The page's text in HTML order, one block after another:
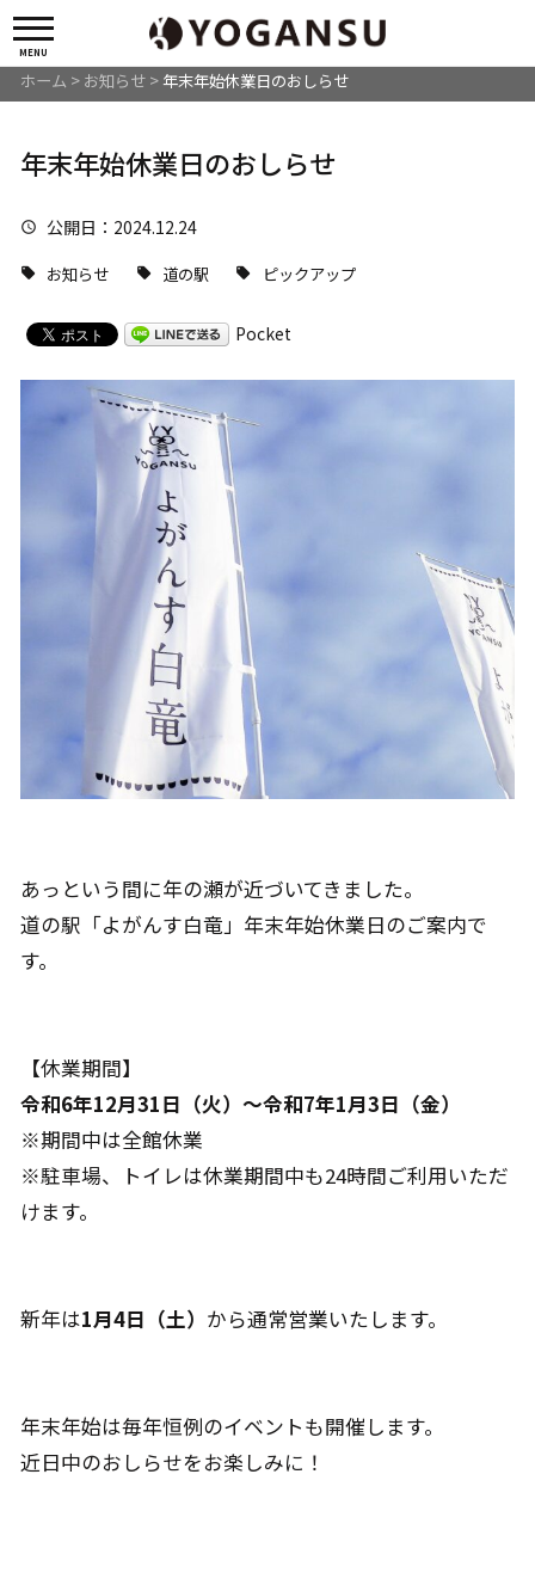
MENU
ホーム > お知らせ>年末年始休業日のおしらせ
年末年始休業日のおしらせ
公開日 ：2024.12.24
お知らせ 道の駅 ピックアップ
Pocket
あっという間に年の瀬が近づいてきました。
道の駅「よがんす白竜」年末年始休業日のご案内で
す。
【休業期間】
令和6年12月31日（火）～令和7年1月3日（金）
※期間中は全館休業
※駐車場、トイレは休業期間中も24時間ご利用いただ
けます。
新年は1月4日（土） から通常営業いたします。
年末年始は毎年恒例のイベントも開催します。
近日中のおしらせをお楽しみに！